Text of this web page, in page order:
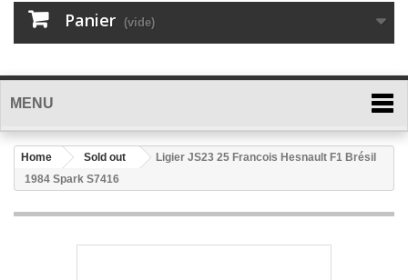
Panier (vide)
MENU
Home Sold out
Ligier JS23 25 Francois Hesnault F1 Brésil
1984 Spark S7416